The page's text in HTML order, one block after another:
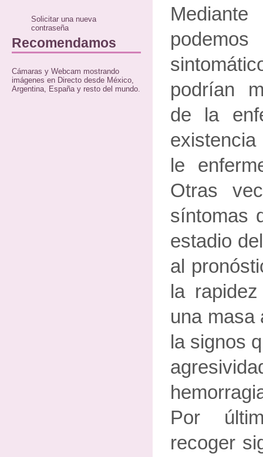
Solicitar una nueva
contraseña
Recomendamos
Cámaras y Webcam mostrando
imágenes en Directo desde México,
Argentina, España y resto del mundo.
podrían
de la
le
Otras
síntomas
estadio
al
la
una masa
la signos
Por
recoger